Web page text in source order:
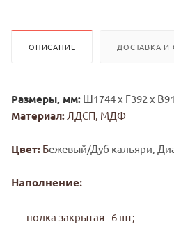
ОПИСАНИЕ ДОСТАВКА И
Размеры, мм: Ш1744 х Г392 х
Материал: ЛДСП, МДФ
Цвет: Бежевый/Дуб кальяри,
Наполнение:
полка закрытая - 6 шт;